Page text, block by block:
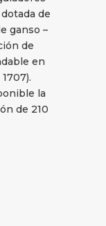
de
ganso –
de
en
la
de 210